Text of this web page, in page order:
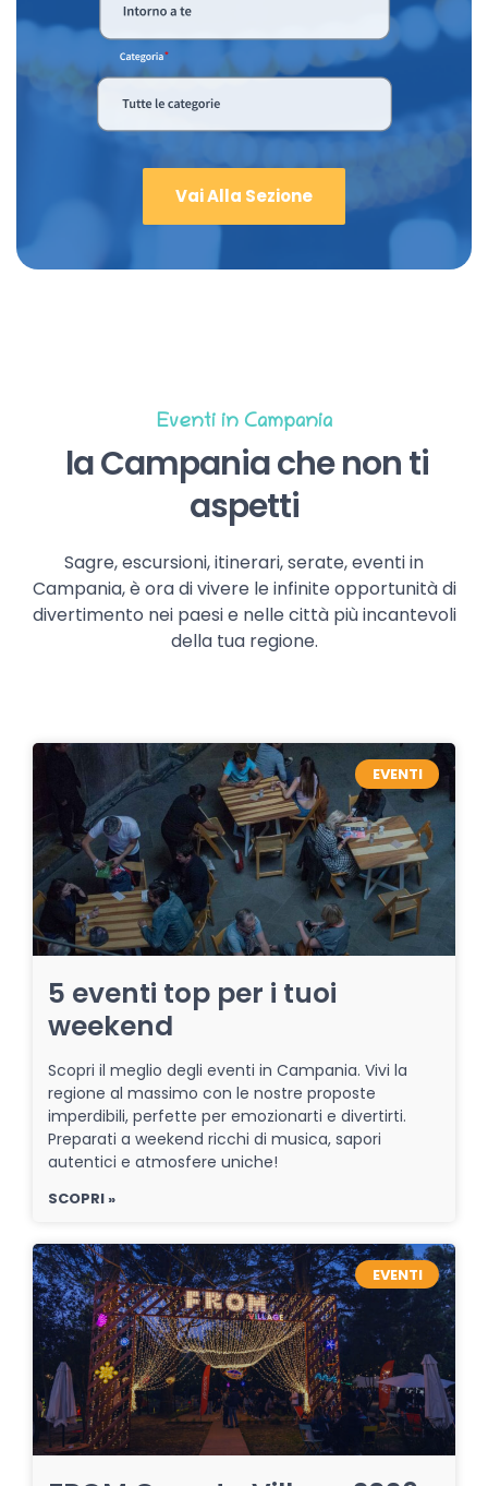
Vai Alla Sezione
Eventi in Campania
la Campania che non ti
aspetti
Sagre, escursioni, itinerari, serate, eventi in
Campania, è ora di vivere le infinite opportunità di
divertimento nei paesi e nelle città più incantevoli
della tua regione.
EVENTI
5 eventi top per i tuoi
weekend
Scopri il meglio degli eventi in Campania. Vivi la
regione al massimo con le nostre proposte
imperdibili, perfette per emozionarti e divertirti.
Preparati a weekend ricchi di musica, sapori
autentici e atmosfere uniche!
SCOPRI »
EVENTI